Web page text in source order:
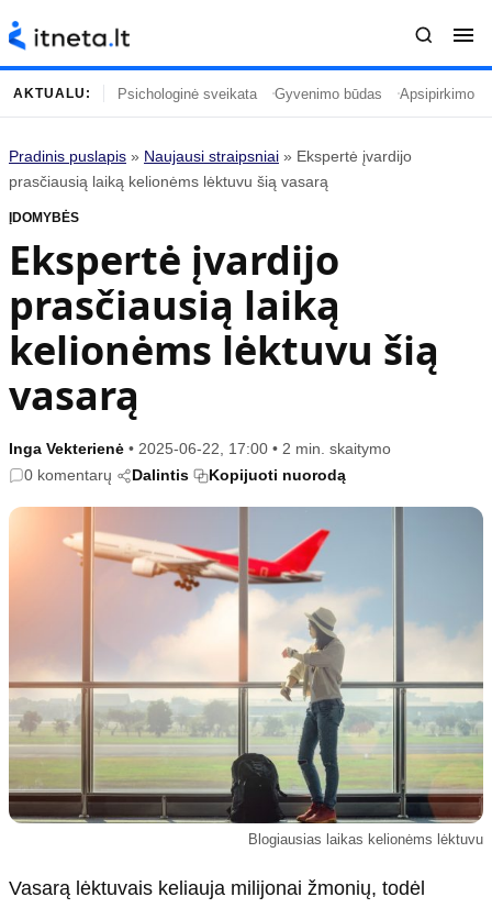
Turinys
Naujausi straipsniai
Gyvenimas
Įdomybės
Mada
Mokslas
Namai ir interjeras
Temos
Kulinarija
Technologijos
Gyvenimo būdas
Vasaros mada
Populiaru
Sodas ir daržas
Sveikata ir grožis
Psichologinė sveikata
Tvari mada
Informacija
Klaidų taisymo politika
Naudojimo sąlygos
Privatumo politika
Reklamos politika
Slapukų politika
Redakcija
Autoriai
Redakcinė politika
AKTUALU: Psichologinė sveikata Gyvenimo būdas Apsipirkimo
Pradinis puslapis » Naujausi straipsniai » Ekspertė įvardijo
prasčiausią laiką kelionėms lėktuvu šią vasarą
ĮDOMYBĖS
Ekspertė įvardijo
prasčiausią laiką
kelionėms lėktuvu šią
vasarą
Inga Vekterienė • 2025-06-22, 17:00 • 2 min. skaitymo
0 komentarų
Dalintis Kopijuoti nuorodą
Blogiausias laikas kelionėms lėktuvu
Vasarą lėktuvais keliauja milijonai žmonių, todėl